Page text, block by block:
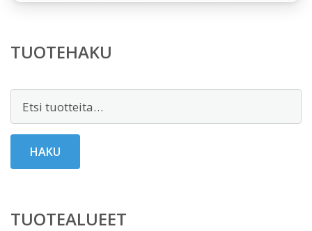
TUOTEHAKU
HAKU
TUOTEALUEET